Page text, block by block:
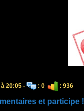
20:05 - : 0 : 936
et participe !